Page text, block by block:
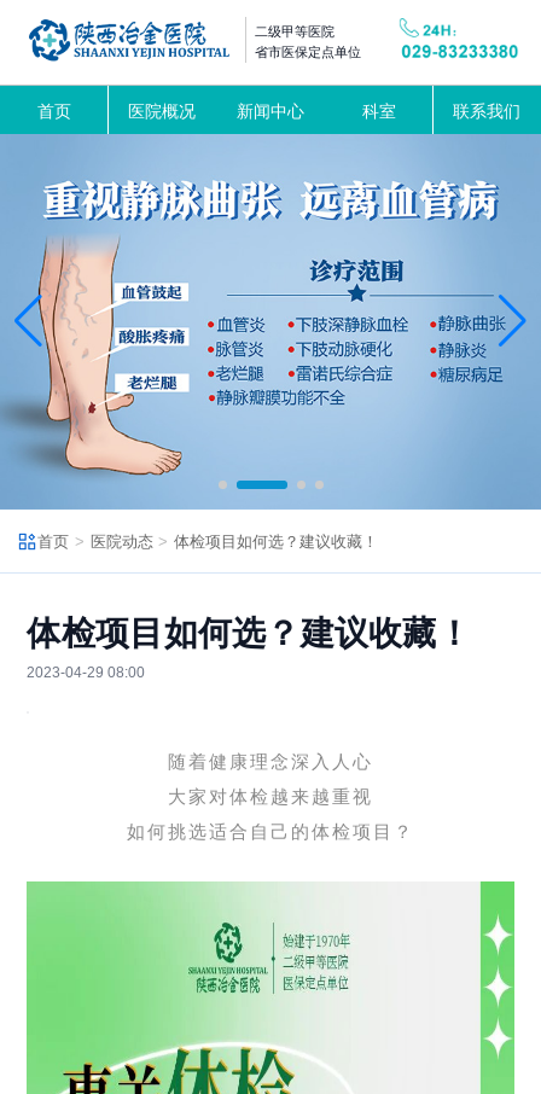
二级甲等医院
省市医保定点单位
首页 医院概况 新闻中心 科室 联系我们
首页 医院动态 体检项目如何选？建议收藏！
体检项目如何选？建议收藏！
2023-04-29 08:00
随着健康理念深入人心
大家对体检越来越重视
如何挑选适合自己的体检项目？